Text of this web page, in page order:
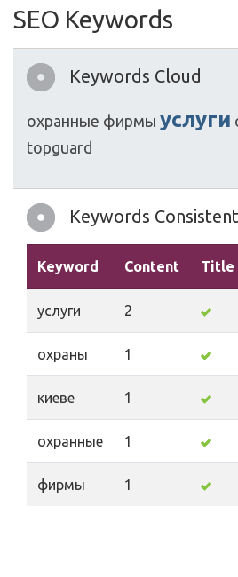
SEO Keywords
Keywords Cloud
охранные фирмы услуги
topguard
Keywords
Keyword Content Title
услуги 2
охраны 1
киеве 1
охранные 1
фирмы 1